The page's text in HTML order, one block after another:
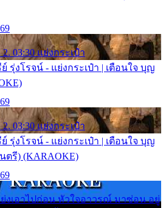
03:30 แย่งกระเป๋า
รุ่งโรจน์ - แย่งกระเป๋า | เตือนใจ บุญ
03:30 แย่งกระเป๋า
รุ่งโรจน์ - แย่งกระเป๋า | เตือนใจ บุญ
ตรี) (KARAOKE)
งเอาไปก่อน หัวใจอาวรณ์ มาซ่อน อยู่